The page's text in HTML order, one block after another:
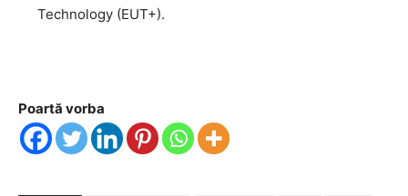
Technology (EUT+).
Poartă vorba